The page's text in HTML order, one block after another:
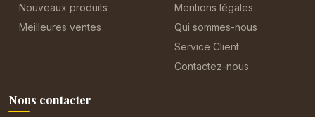
Nouveaux produits
Meilleures ventes
Mentions légales
Qui sommes-nous
Service Client
Contactez-nous
Nous contacter